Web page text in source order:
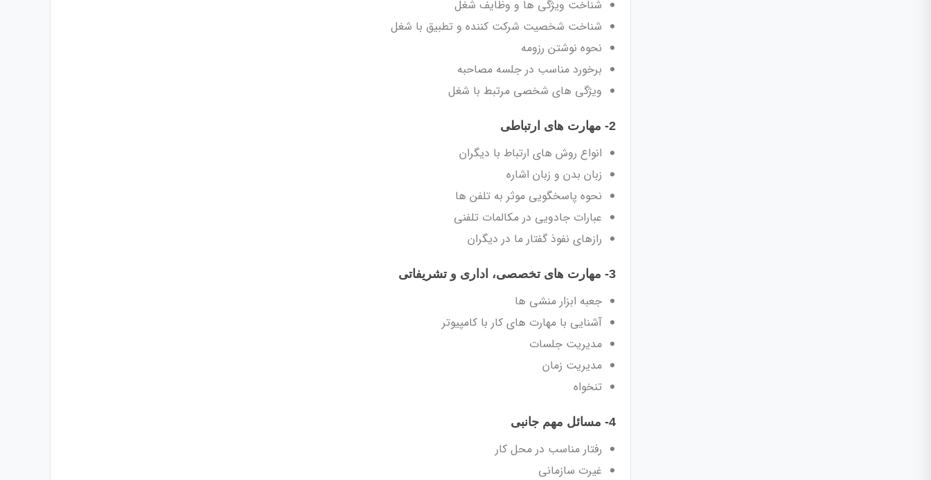
شناخت ویژگی ها و وظایف شغل
شناخت شخصیت شرکت کننده و تطبیق با شغل
نحوه نوشتن رزومه
برخورد مناسب در جلسه مصاحبه
ویژگی های شخصی مرتبط با شغل
2- مهارت های ارتباطی
انواع روش های ارتباط با دیگران
زبان بدن و زبان اشاره
نحوه پاسخگویی موثر به تلفن ها
عبارات جادویی در مکالمات تلفنی
رازهای نفوذ گفتار ما در دیگران
3- مهارت های تخصصی، اداری و تشریفاتی
جعبه ابزار منشی ها
آشنایی با مهارت های کار با کامپیوتر
مدیریت جلسات
مدیریت زمان
تنخواه
4- مسائل مهم جانبی
رفتار مناسب در محل کار
غیرت سازمانی